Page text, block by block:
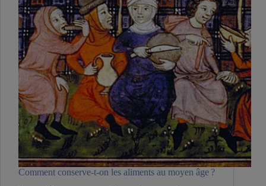
Comment conserve-t-on les aliments au moyen âge ?